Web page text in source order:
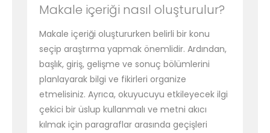
Makale içeriği nasıl oluşturulur?
Makale içeriği oluştururken belirli bir konu
seçip araştırma yapmak önemlidir. Ardından,
başlık, giriş, gelişme ve sonuç bölümlerini
planlayarak bilgi ve fikirleri organize
etmelisiniz. Ayrıca, okuyucuyu etkileyecek ilgi
çekici bir üslup kullanmalı ve metni akıcı
kılmak için paragraflar arasında geçişleri